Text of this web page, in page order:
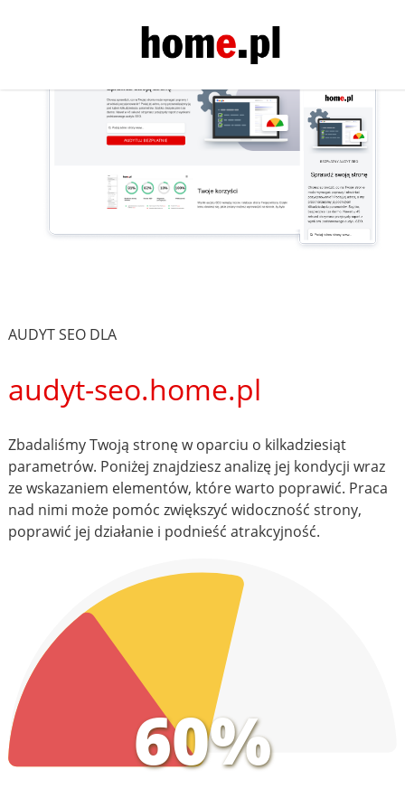
AUDYT SEO DLA
audyt-seo.home.pl
Zbadaliśmy Twoją stronę w oparciu o kilkadziesiąt
parametrów. Poniżej znajdziesz analizę jej kondycji wraz
ze wskazaniem elementów, które warto poprawić. Praca
nad nimi może pomóc zwiększyć widoczność strony,
poprawić jej działanie i podnieść atrakcyjność.
60%